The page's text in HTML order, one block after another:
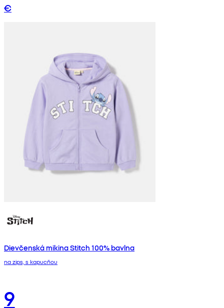
€
Dievčenská mikina Stitch 100% bavlna
na zips, s kapucňou
9